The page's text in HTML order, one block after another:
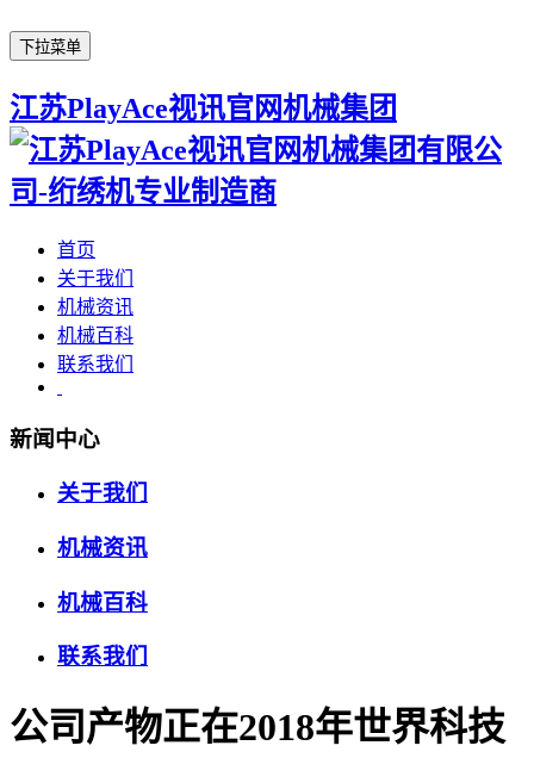
下拉菜单
江苏PlayAce视讯官网机械集团
首页
关于我们
机械资讯
机械百科
联系我们
新闻中心
关于我们
机械资讯
机械百科
联系我们
公司产物正在2018年世界科技